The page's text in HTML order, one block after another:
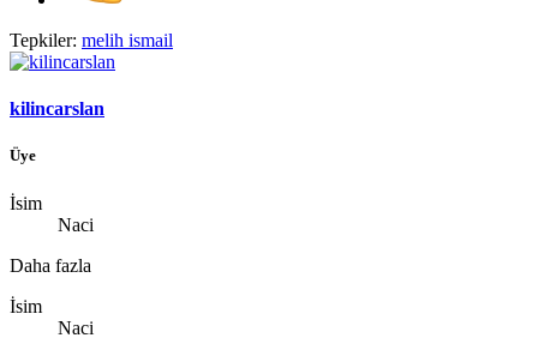
Tepkiler: melih ismail
kilincarslan
Üye
İsim
Naci
Daha fazla
İsim
Naci